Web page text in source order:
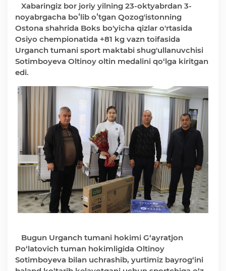
Rasmiy munosabat
Deputatlar faoliyati
Korrupsiyaga qarshi kurash
Murojaat uchun
Korrupsiyaga qarshi kurashish bo'yicha idoraviy
hujjatlar
Xabaringiz bor joriy yilning 23-oktyabrdan 3-
noyabrgacha boʻlib oʻtgan Qozog'istonning
Ostona shahrida Boks bo'yicha qizlar o'rtasida
Osiyo chempionatida +81 kg vazn toifasida
Urganch tumani sport maktabi shug'ullanuvchisi
Sotimboyeva Oltinoy oltin medalini qo‘lga kiritgan
edi.
Bugun Urganch tumani hokimi G‘ayratjon
Po‘latovich tuman hokimligida Oltinoy
Sotimboyeva bilan uchrashib, yurtimiz bayrog‘ini